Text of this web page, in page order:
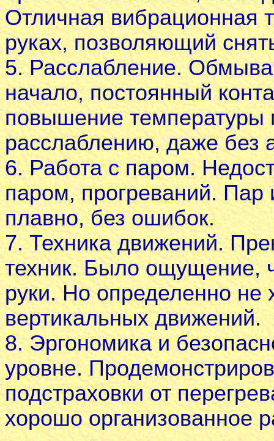
Отличная вибрационная
руках, позволяющий
5. Расслабление.
начало, постоянный
повышение температуры
расслаблению, даже без
6. Работа с паром.
паром, прогреваний. Пар
плавно, без ошибок.
7. Техника движений.
техник. Было ощущение,
руки. Но определенно не
вертикальных движений.
8. Эргономика и
уровне.
подстраховки от
хорошо организованное